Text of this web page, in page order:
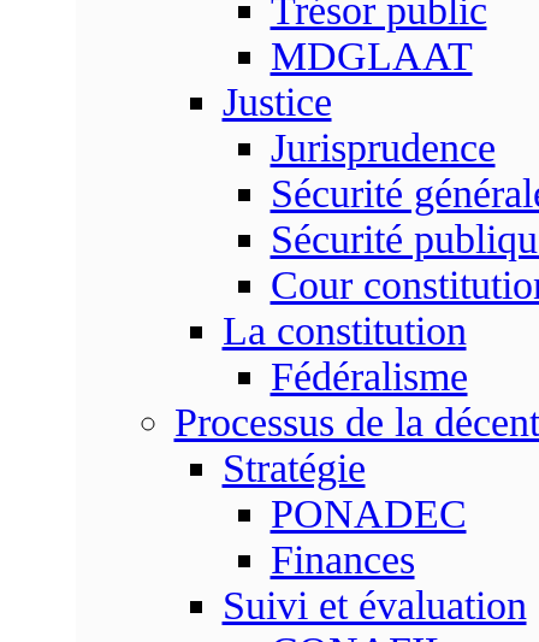
Trésor public
MDGLAAT
Justice
Jurisprudence
Sécurité
Sécurité
Cour
La constitution
Fédéralisme
Processus de la
Stratégie
PONADEC
Finances
Suivi et évaluation